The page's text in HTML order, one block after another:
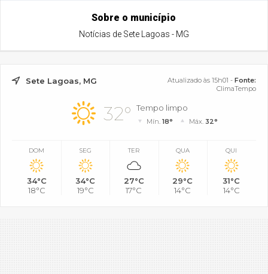
Sobre o município
Notícias de Sete Lagoas - MG
Sete Lagoas, MG Atualizado às 15h01 - Fonte:
ClimaTempo
32° Tempo limpo
Mín.18° Máx. 32°
DOM
34°C
18°C
SEG
34°C
19°C
TER
27°C
17°C
QUA
29°C
14°C
QUI
31°C
14°C